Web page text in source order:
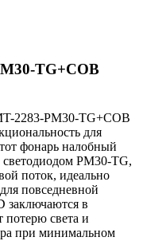
TG+COB
2283-PM30-TG+COB
для
фонарь налобный
PM30-TG,
поток, идеально
повседневной
заключаются в
потерю света и
при минимальном